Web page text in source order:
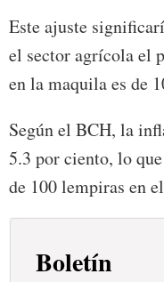
Este ajuste
el sector agrícola el
en la maquila es de
Según el BCH, la
5.3 por ciento, lo
de 100 lempiras en
Boletín